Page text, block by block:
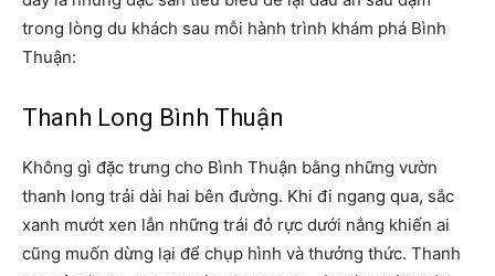
trong lòng du khách sau mỗi hành trình khám phá Bình
Thuận:
Thanh Long Bình Thuận
Không gì đặc trưng cho Bình Thuận bằng những vườn
thanh long trải dài hai bên đường. Khi đi ngang qua, sắc
xanh mướt xen lẫn những trái đỏ rực dưới nắng khiến ai
cũng muốn dừng lại để chụp hình và thưởng thức. Thanh